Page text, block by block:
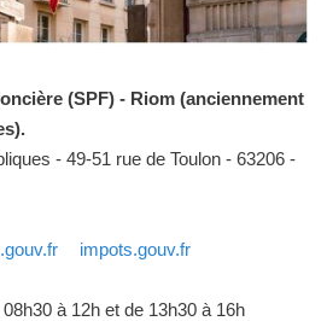
(SPF) - Riom (anciennement
- 49-51 rue de Toulon - 63206 -
impots.gouv.fr
à 12h et de 13h30 à 16h